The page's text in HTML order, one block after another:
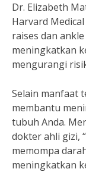
Dr. Elizabeth
Harvard
raises dan
meningkatkan
mengurangi
Selain manfaat
membantu
tubuh Anda.
dokter ahli gizi,
memompa
meningkatkan